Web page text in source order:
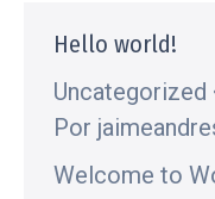
Hello world!
Uncategorized
Por
Welcome to